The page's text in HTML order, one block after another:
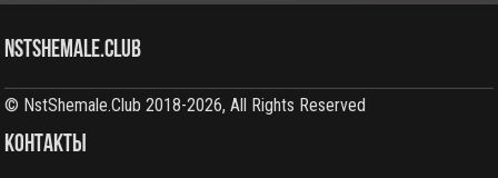
NstShemale.Club
© NstShemale.Club 2018-2026, All Rights Reserved
КОНТАКТЫ